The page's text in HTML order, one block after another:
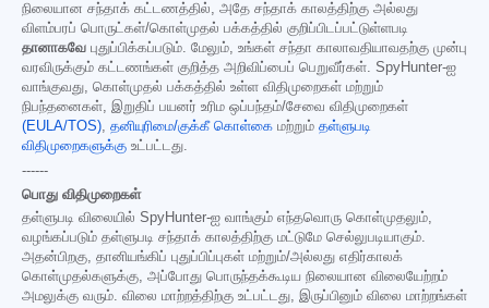
நிலையான சந்தாக் கட்டணத்தில், அதே சந்தாக் காலத்திற்கு அல்லது
விளம்பரப் பொருட்கள்/கொள்முதல் பக்கத்தில் குறிப்பிடப்பட்டுள்ளபடி
தானாகவே புதுப்பிக்கப்படும். மேலும், உங்கள் சந்தா காலாவதியாவதற்கு முன்பு
வரவிருக்கும் கட்டணங்கள் குறித்த அறிவிப்பைப் பெறுவீர்கள். SpyHunter-ஐ
வாங்குவது, கொள்முதல் பக்கத்தில் உள்ள விதிமுறைகள் மற்றும்
நிபந்தனைகள், இறுதிப் பயனர் உரிம ஒப்பந்தம்/சேவை விதிமுறைகள்
(EULA/TOS) தனியுரிமை/குக்கீ கொள்கை மற்றும் தள்ளுபடி
விதிமுறைகளுக்கு உட்பட்டது.
------
பொது விதிமுறைகள்
தள்ளுபடி விலையில் SpyHunter-ஐ வாங்கும் எந்தவொரு கொள்முதலும்,
வழங்கப்படும் தள்ளுபடி சந்தாக் காலத்திற்கு மட்டுமே செல்லுபடியாகும்.
அதன்பிறகு, தானியங்கிப் புதுப்பிப்புகள் மற்றும்/அல்லது எதிர்காலக்
கொள்முதல்களுக்கு, அப்போது பொருந்தக்கூடிய நிலையான விலையேற்றம்
அமலுக்கு வரும். விலை மாற்றத்திற்கு உட்பட்டது, இருப்பினும் விலை மாற்றங்கள்